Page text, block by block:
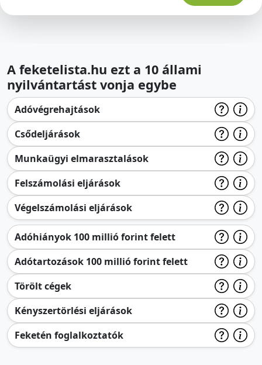
A feketelista.hu ezt a 10 állami
nyilvántartást vonja egybe
Adóvégrehajtások
Csődeljárások
Munkaügyi elmarasztalások
Felszámolási eljárások
Végelszámolási eljárások
Adóhiányok 100 millió forint felett
Adótartozások 100 millió forint felett
Törölt cégek
Kényszertörlési eljárások
Feketén foglalkoztatók